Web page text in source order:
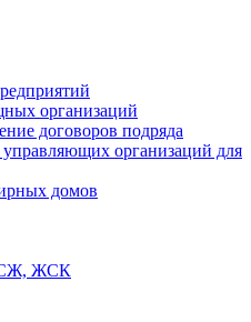
организаций
договоров подряда
организаций для
домов
ЖСК